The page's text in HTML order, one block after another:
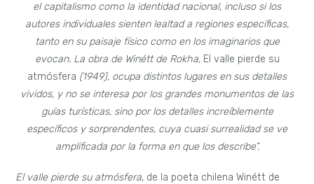
el capitalismo como la identidad nacional, incluso si los
autores individuales sienten lealtad a regiones específicas,
tanto en su paisaje físico como en los imaginarios que
evocan. La obra de Winétt de Rokha, El valle pierde su
atmósfera (1949), ocupa distintos lugares en sus detalles
vividos, y no se interesa por los grandes monumentos de las
guías turísticas, sino por los detalles increíblemente
específicos y sorprendentes, cuya cuasi surrealidad se ve
amplificada por la forma en que los describe”.
El valle pierde su atmósfera, de la poeta chilena Winétt de